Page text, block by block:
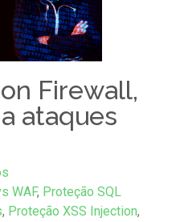
Firewall,
ataques
WAF, Proteção SQL
, Proteção XSS Injection,